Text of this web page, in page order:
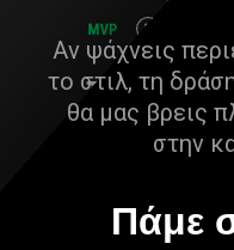
Αν ψάχνεις
το στιλ, τη
θα μας βρεις
στην
Πάμε